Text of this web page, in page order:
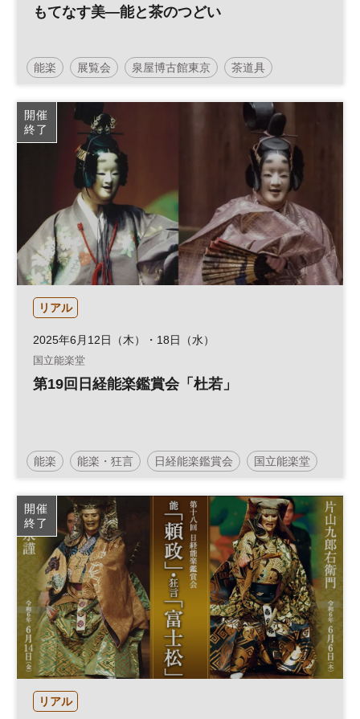
もてなす美―能と茶のつどい
能楽 展覧会 泉屋博古館東京 茶道具
開催
終了
リアル
2025年6月12日（木）・18日（水）
国立能楽堂
第19回日経能楽鑑賞会「杜若」
能楽 能楽・狂言 日経能楽鑑賞会 国立能楽堂
舞台
開催
終了
リアル